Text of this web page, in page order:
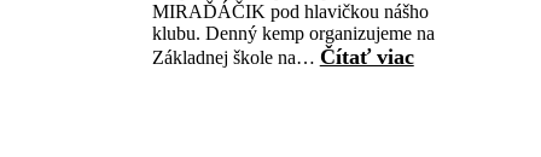
MIRAĎÁČIK pod hlavičkou nášho
klubu. Denný kemp organizujeme na
Základnej škole na… Čítať viac